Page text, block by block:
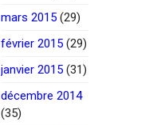
mars 2015 (29)
février 2015 (29)
janvier 2015 (31)
décembre 2014
(35)